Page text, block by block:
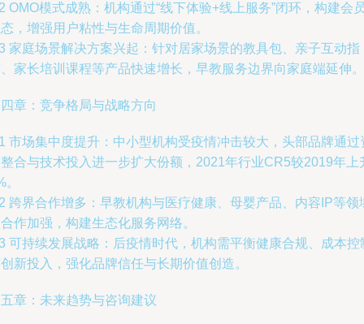
OMO模式成熟：机构通过“线下体验+线上服务”闭环，构建会
，增强用户粘性与生命周期价值。
家庭场景解决方案兴起：针对居家场景的教具包、亲子互动指
家长培训课程等产品快速增长，早教服务边界向家庭端延伸。
章：竞争格局与战略方向
市场集中度提升：中小型机构受疫情冲击较大，头部品牌通过
合与技术投入进一步扩大份额，2021年行业CR5较2019年上
。
跨界合作增多：早教机构与医疗健康、母婴产品、内容IP等领
作加强，构建生态化服务网络。
可持续发展战略：后疫情时代，机构需平衡健康合规、成本控
新投入，强化品牌信任与长期价值创造。
章：未来趋势与咨询建议